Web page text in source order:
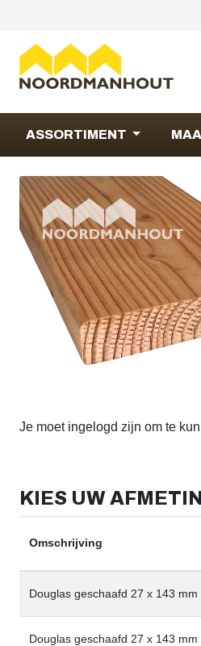
ASSORTIMENT
Je moet ingelogd zijn om te
KIES UW
Omschrijving
Douglas geschaafd 27 x 143 mm
Douglas geschaafd 27 x 143 mm